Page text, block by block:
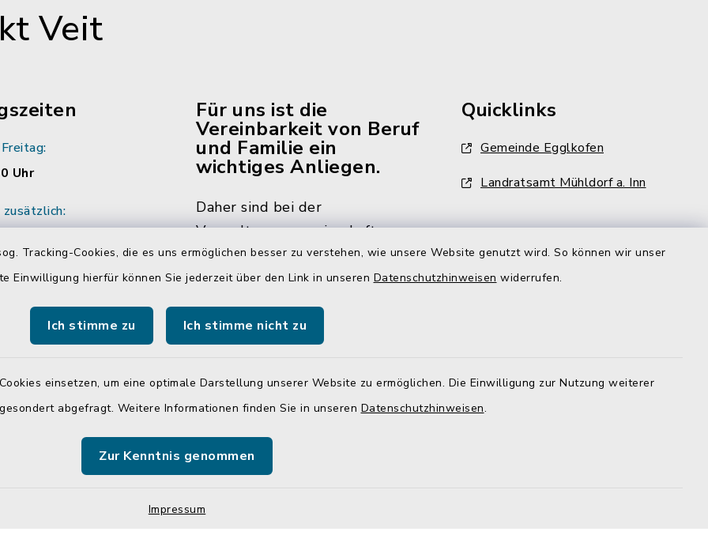
Tracking-Cookies, die es uns ermöglichen besser zu verstehen, wie unsere Website genutzt wird. So können wir unser
Einwilligung hierfür können Sie jederzeit über den Link in unseren Datenschutzhinweisen widerrufen.
Ich stimme zu Ich stimme nicht zu
einsetzen, um eine optimale Darstellung unserer Website zu ermöglichen. Die Einwilligung zur Nutzung weiterer
abgefragt. Weitere Informationen finden Sie in unseren Datenschutzhinweisen.
Zur Kenntnis genommen
Impressum
Veit
Uhr
mit den
innen.
Für uns ist die
Vereinbarkeit von Beruf
und Familie ein
wichtiges Anliegen.
Daher sind bei der
Verwaltungsgemeinschaft
Neumarkt-Sankt Veit mehr als
die Hälfte der Mitarbeiter und
Mitarbeiterinnen in Teilzeit
beschäftigt. Das bedingt aber,
dass Sie Sachbearbeiter
Quicklinks
Gemeinde Egglkofen
Landratsamt Mühldorf a. Inn